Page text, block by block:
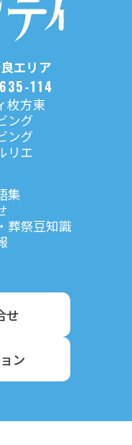
エリア
114
枚方東
ング
ング
リエ
集
葬祭豆知識
せ
ン